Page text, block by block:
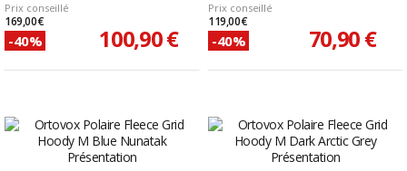
Prix conseillé
169,00 €
-40% 100,90 €
Prix conseillé
119,00 €
-40% 70,90 €